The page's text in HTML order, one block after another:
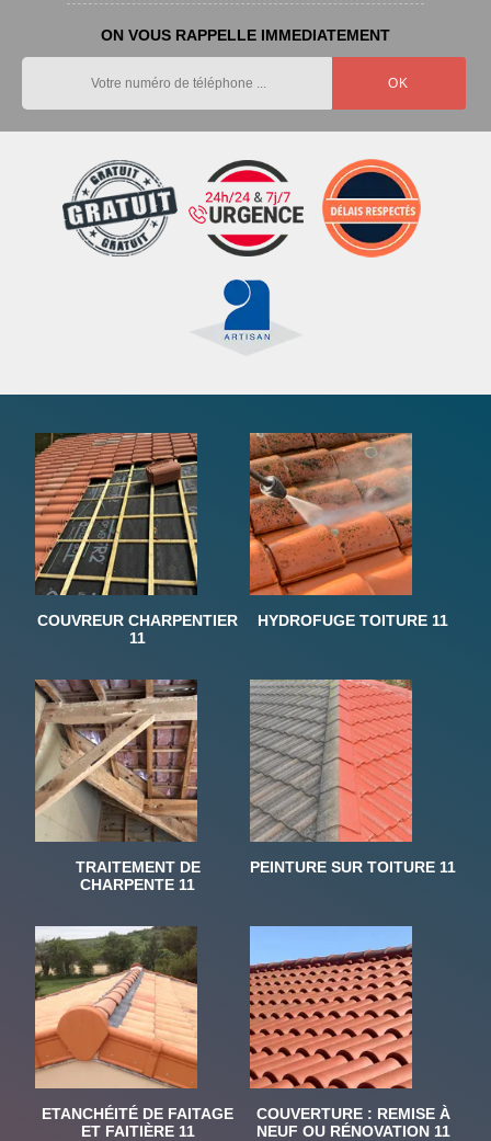
ON VOUS RAPPELLE IMMEDIATEMENT
COUVREUR CHARPENTIER
11
HYDROFUGE TOITURE 11
TRAITEMENT DE
CHARPENTE 11
PEINTURE SUR TOITURE 11
ETANCHÉITÉ DE FAITAGE
ET FAITIÈRE 11
COUVERTURE : REMISE À
NEUF OU RÉNOVATION 11